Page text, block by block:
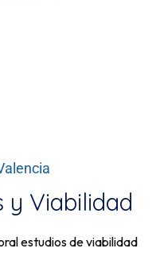
y Viabilidad
estudios de viabilidad